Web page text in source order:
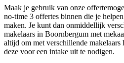
Maak je gebruik van onze
no-time 3 offertes binnen die je
maken. Je kunt dan onmiddellijk
makelaars in Boornbergum met
altijd om met verschillende makelaars
deze voor een intake uit te nodigen.